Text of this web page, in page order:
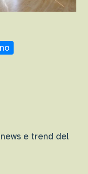
e trend del